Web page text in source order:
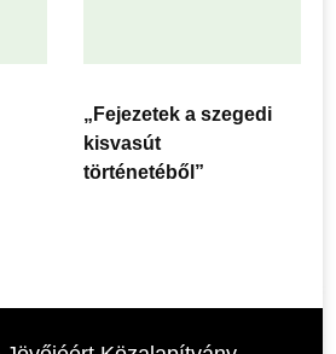
„Fejezetek a szegedi
kisvasút
történetéből”